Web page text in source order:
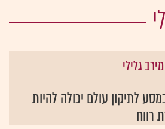
גלילי
לתיקון עולם יכולה להיות
רווח